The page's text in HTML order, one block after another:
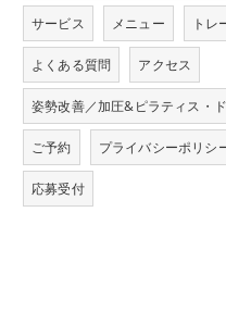
サービス メニュー トレ
よくある質問 アクセス
姿勢改善／加圧&ピラティス・
ご予約 プライバシーポリシ
応募受付